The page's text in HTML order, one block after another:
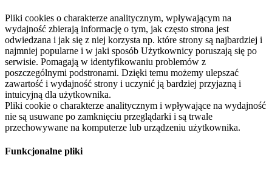
Pliki cookies o charakterze analitycznym, wpływającym na
wydajność zbierają informację o tym, jak często strona jest
odwiedzana i jak się z niej korzysta np. które strony są najbardziej i
najmniej popularne i w jaki sposób Użytkownicy poruszają się po
serwisie. Pomagają w identyfikowaniu problemów z
poszczególnymi podstronami. Dzięki temu możemy ulepszać
zawartość i wydajność strony i uczynić ją bardziej przyjazną i
intuicyjną dla użytkownika.
Pliki cookie o charakterze analitycznym i wpływające na wydajność
nie są usuwane po zamknięciu przeglądarki i są trwale
przechowywane na komputerze lub urządzeniu użytkownika.
Funkcjonalne pliki